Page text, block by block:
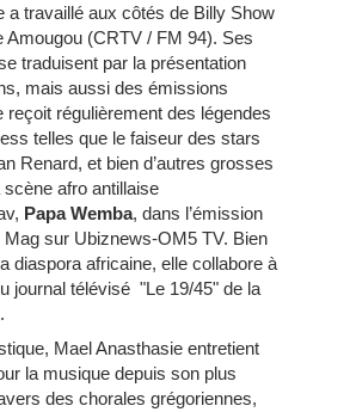
a travaillé aux côtés de Billy Show
Amougou (CRTV / FM 94). Ses
traduisent par la présentation
mais aussi des émissions
reçoit régulièrement des légendes
telles que le faiseur des stars
Renard, et bien d’autres grosses
scène afro antillaise
Papa Wemba, dans l’émission
sur Ubiznews-OM5 TV. Bien
diaspora africaine, elle collabore à
journal télévisé "Le 19/45" de la
Mael Anasthasie entretient
la musique depuis son plus
des chorales grégoriennes,